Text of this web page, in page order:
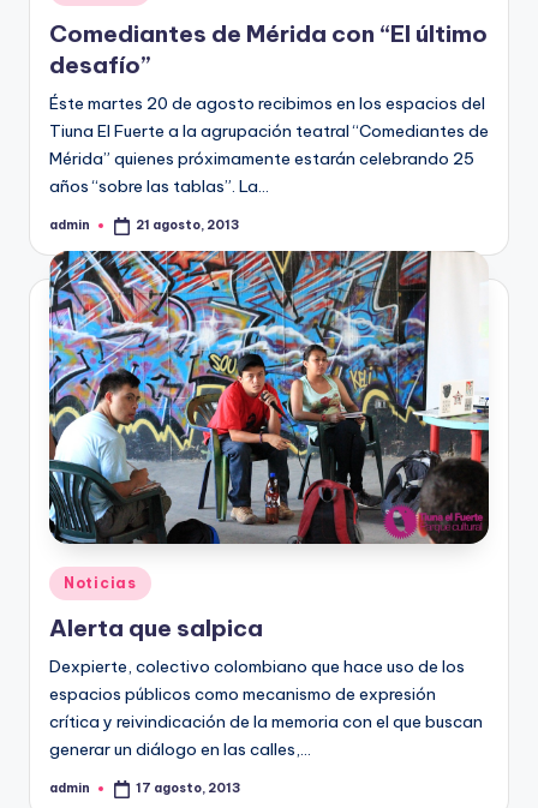
en
Comediantes de Mérida con “El último
desafío”
Éste martes 20 de agosto recibimos en los espacios del
Tiuna El Fuerte a la agrupación teatral “Comediantes de
Mérida” quienes próximamente estarán celebrando 25
años “sobre las tablas”. La…
Publicado
admin 21 agosto, 2013
Publicado
en
Noticias
Alerta que salpica
Dexpierte, colectivo colombiano que hace uso de los
espacios públicos como mecanismo de expresión
crítica y reivindicación de la memoria con el que buscan
generar un diálogo en las calles,…
Publicado
admin 17 agosto, 2013